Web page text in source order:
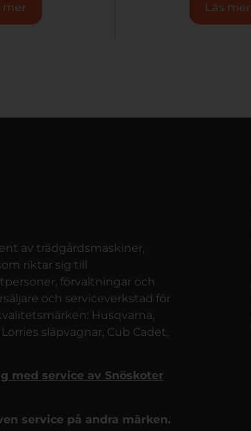
mer Läs mer
av trädgårdsmaskiner,
riktar sig till
förvaltningar och
och serviceverkstad för
Husqvarna,
släpvagnar, Cub Cadet,
med service av Snöskoter
service på andra märken.